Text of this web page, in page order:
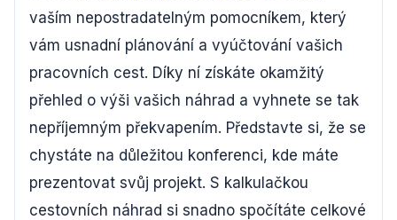
vaším nepostradatelným pomocníkem, který
vám usnadní plánování a vyúčtování vašich
pracovních cest. Díky ní získáte okamžitý
přehled o výši vašich náhrad a vyhnete se tak
nepříjemným překvapením. Představte si, že se
chystáte na důležitou konferenci, kde máte
prezentovat svůj projekt. S kalkulačkou
cestovních náhrad si snadno spočítáte celkové